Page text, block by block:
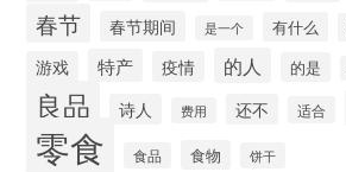
春节 春节期间 是一个 有什么
游戏 特产 疫情 的人 的是
良品 诗人 费用 还不 适合
零食 食品 食物 饼干